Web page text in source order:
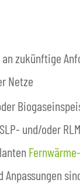
zukünftige
Netze
und/oder
Anpassungen